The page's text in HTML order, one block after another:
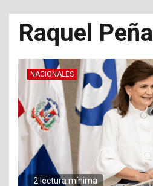
Raquel Peña
NACIONALES
2 lectura mínima